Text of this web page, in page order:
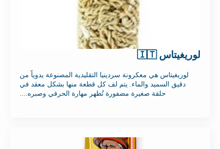
لوريغيتاس 🇮🇹
لوريغيتاس هي معكرونة سردينيا التقليدية المصنوعة يدوياً من
دقيق السميد والماء. يتم لف كل قطعة منها بشكل معقد في
حلقة صغيرة مضفورة تُظهر مهارة الحرفي وصبره....